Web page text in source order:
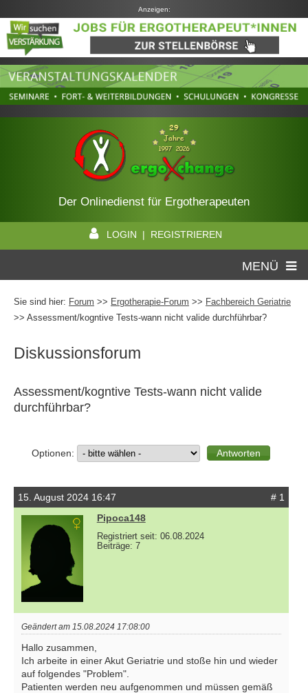
Anzeigen:
Der Onlinedienst für Ergotherapeuten
LOGIN | REGISTRIEREN
MENÜ
Sie sind hier: Forum >> Ergotherapie-Forum >> Fachbereich Geriatrie
>> Assessment/kogntive Tests-wann nicht valide durchführbar?
Diskussionsforum
Assessment/kogntive Tests-wann nicht valide
durchführbar?
Optionen:
15. August 2024 16:47
# 1
Pipoca148
Registriert seit: 06.08.2024
Beiträge: 7
Geändert am 15.08.2024 17:08:00
Hallo zusammen,
Ich arbeite in einer Akut Geriatrie und stoße hin und wieder
auf folgendes "Problem".
Patienten werden neu aufgenommen und müssen gemäß